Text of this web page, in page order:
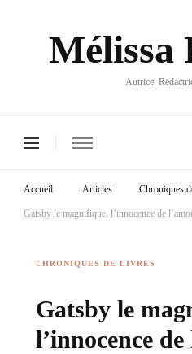
Mélissa
Autrice,
Accueil Articles Chroniques
Gatsby le magnifique, l’innocence de
CHRONIQUES DE LIVRES
Gatsby le
l’innocence